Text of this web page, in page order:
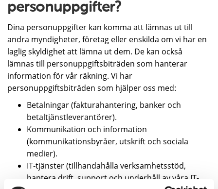
personuppgifter?
Dina personuppgifter kan komma att lämnas ut till
andra myndigheter, företag eller enskilda om vi har en
laglig skyldighet att lämna ut dem. De kan också
lämnas till personuppgiftsbiträden som hanterar
information för vår räkning. Vi har
personuppgiftsbiträden som hjälper oss med:
Betalningar (fakturahantering, banker och
betaltjänstleverantörer).
Kommunikation och information
(kommunikationsbyråer, utskrift och sociala
medier).
IT-tjänster (tillhandahålla verksamhetsstöd,
hantera drift, support och underhåll av våra IT-